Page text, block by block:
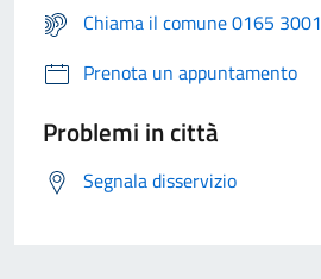
Chiama il comune 0165 3001
Prenota un appuntamento
Problemi in città
Segnala disservizio